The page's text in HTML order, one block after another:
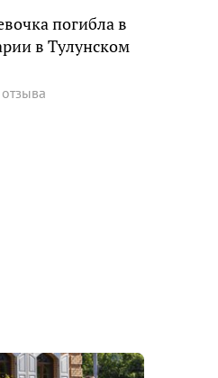
погибла в
в Тулунском